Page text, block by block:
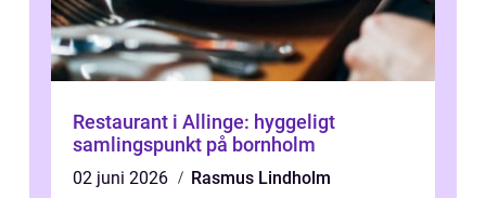
Restaurant i Allinge: hyggeligt
samlingspunkt på bornholm
02 juni 2026
Rasmus Lindholm